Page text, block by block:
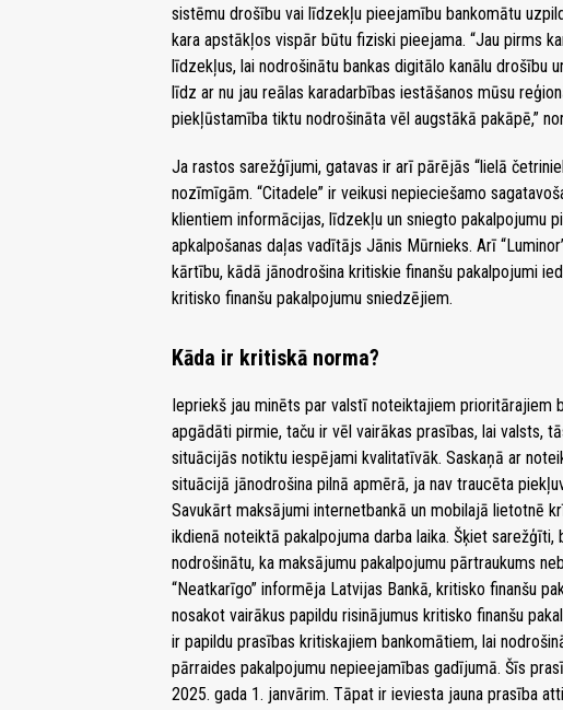
sistēmu drošību vai līdzekļu pieejamību bankomātu
kara apstākļos vispār būtu fiziski pieejama. “Jau pirms
līdzekļus, lai nodrošinātu bankas digitālo kanālu
līdz ar nu jau reālas karadarbības iestāšanos mūsu
piekļūstamība tiktu nodrošināta vēl augstākā pakāpē,”
Ja rastos sarežģījumi, gatavas ir arī pārējās “lielā
nozīmīgām. “Citadele” ir veikusi nepieciešamo
klientiem informācijas, līdzekļu un sniegto pakalpojumu
apkalpošanas daļas vadītājs Jānis Mūrnieks. Arī
kārtību, kādā jānodrošina kritiskie finanšu pakalpojumi
kritisko finanšu pakalpojumu sniedzējiem.
Kāda ir kritiskā norma?
Iepriekš jau minēts par valstī noteiktajiem
apgādāti pirmie, taču ir vēl vairākas prasības, lai valsts,
situācijās notiktu iespējami kvalitatīvāk. Saskaņā ar
situācijā jānodrošina pilnā apmērā, ja nav traucēta
Savukārt maksājumi internetbankā un mobilajā lietotnē
ikdienā noteiktā pakalpojuma darba laika. Šķiet
nodrošinātu, ka maksājumu pakalpojumu pārtraukums
“Neatkarīgo” informēja Latvijas Bankā, kritisko finanšu
nosakot vairākus papildu risinājumus kritisko finanšu
ir papildu prasības kritiskajiem bankomātiem, lai
pārraides pakalpojumu nepieejamības gadījumā. Šīs
2025. gada 1. janvārim. Tāpat ir ieviesta jauna prasība